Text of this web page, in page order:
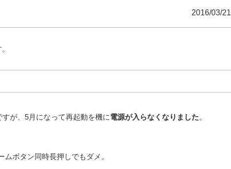
2016/03/21
が、5月になって再起動を機に電源が入らなくなりました。
ボタン同時長押しでもダメ。